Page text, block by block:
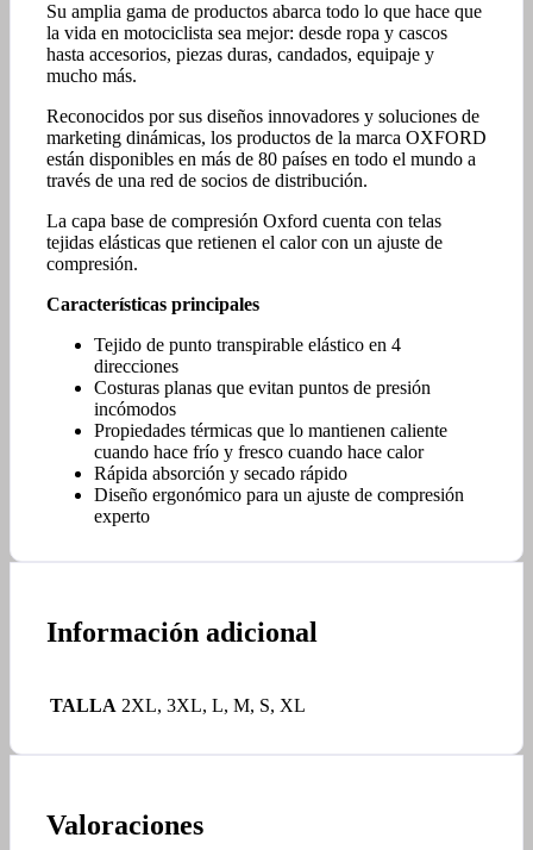
Su amplia gama de productos abarca todo lo que hace que
la vida en motociclista sea mejor: desde ropa y cascos
hasta accesorios, piezas duras, candados, equipaje y
mucho más.
Reconocidos por sus diseños innovadores y soluciones de
marketing dinámicas, los productos de la marca OXFORD
están disponibles en más de 80 países en todo el mundo a
través de una red de socios de distribución.
La capa base de compresión Oxford cuenta con telas
tejidas elásticas que retienen el calor con un ajuste de
compresión.
Características principales
Tejido de punto transpirable elástico en 4
direcciones
Costuras planas que evitan puntos de presión
incómodos
Propiedades térmicas que lo mantienen caliente
cuando hace frío y fresco cuando hace calor
Rápida absorción y secado rápido
Diseño ergonómico para un ajuste de compresión
experto
Información adicional
TALLA 2XL, 3XL, L, M, S, XL
Valoraciones